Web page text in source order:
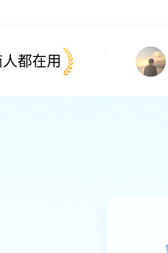
都在用青虎1869
ID:1869